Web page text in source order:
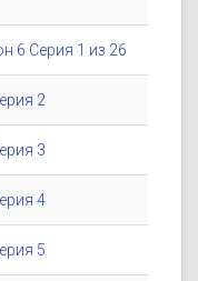
6 Серия 1 из 26
2
3
4
5